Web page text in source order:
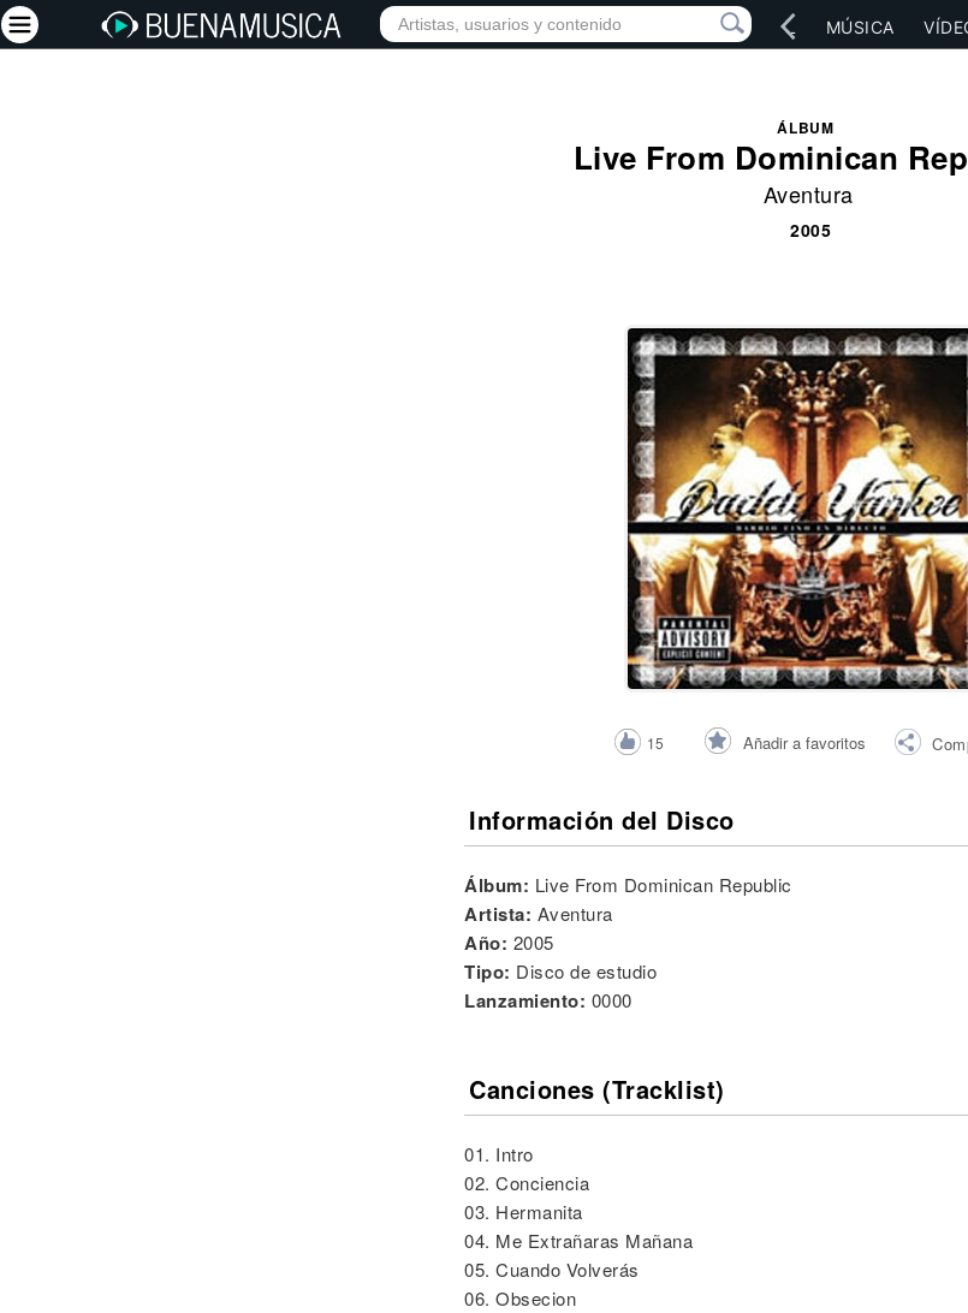
INICIO ARTISTAS RED SOCIAL MÚSICA
ÁLBUM
Live From Dominican
Aventura
2005
15 Añadir a favoritos
Información del Disco
Álbum: Live From Dominican Republic
Artista: Aventura
Año: 2005
Tipo: Disco de estudio
Lanzamiento: 0000
Canciones (Tracklist)
01. Intro
02. Conciencia
03. Hermanita
04. Me Extrañaras Mañana
05. Cuando Volverás
06. Obsecion